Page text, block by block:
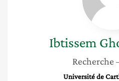
Ibtissem
Recherche
Université de